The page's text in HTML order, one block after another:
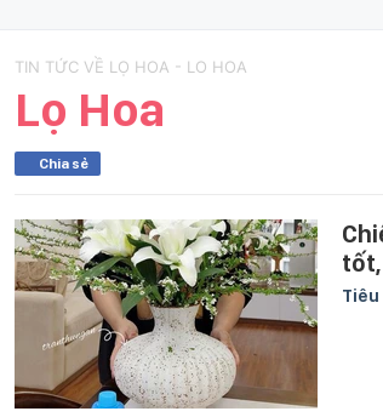
TIN TỨC VỀ LỌ HOA - LO HOA
Lọ Hoa
Chia sẻ
Tiêu